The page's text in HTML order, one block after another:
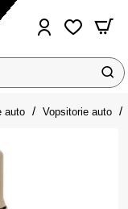
auto Vopsitorie auto